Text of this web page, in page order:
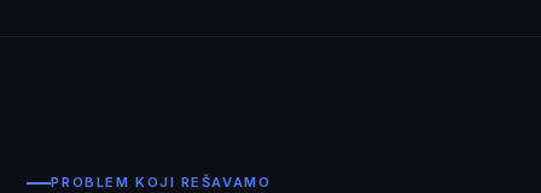
PROBLEM KOJI REŠAVAMO